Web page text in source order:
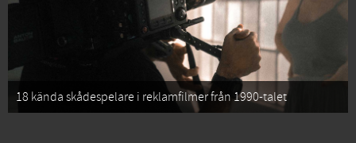
18 kända skådespelare i reklamfilmer från 1990-talet